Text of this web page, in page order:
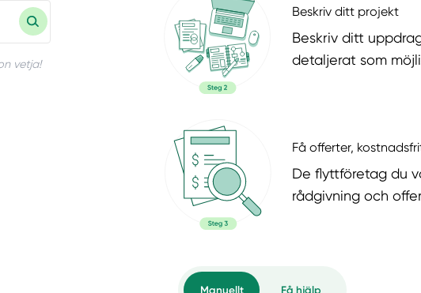
vetja!
Beskriv ditt projekt
Beskriv ditt
detaljerat som
Få offerter,
De flyttföretag du
rådgivning och